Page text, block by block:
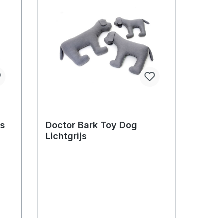
Doctor Bark Toy Dog
Lichtgrijs